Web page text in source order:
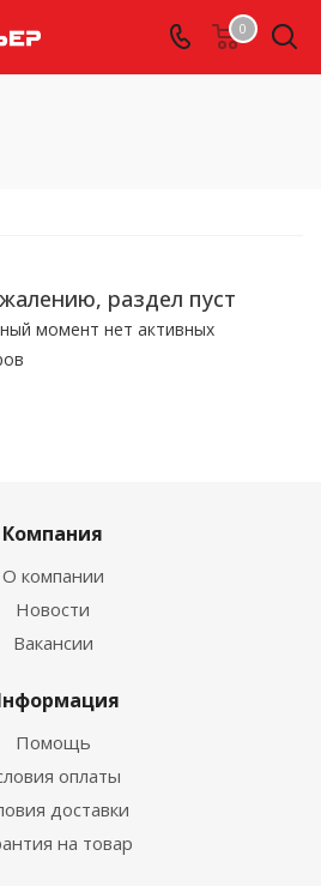
0
раздел пуст
момент нет активных
Компания
О компании
Новости
Вакансии
Помощь
оплаты
доставки
на товар